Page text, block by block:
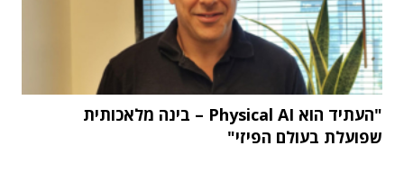
"העתיד הוא Physical AI – בינה מלאכותית
שפועלת בעולם הפיזי"